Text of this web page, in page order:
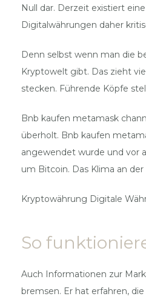
Null dar. Derzeit existiert
Digitalwährungen daher
Denn selbst wenn man die
Kryptowelt gibt. Das zieht
stecken. Führende Köpfe
Bnb kaufen metamask
überholt. Bnb kaufen
angewendet wurde und vor
um Bitcoin. Das Klima an
Kryptowährung Digitale
So
Auch Informationen zur
bremsen. Er hat erfahren,